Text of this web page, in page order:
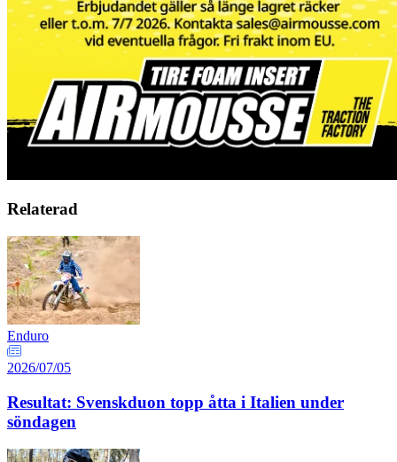
Relaterad
Enduro
2026/07/05
Resultat: Svenskduon topp åtta i Italien under
söndagen